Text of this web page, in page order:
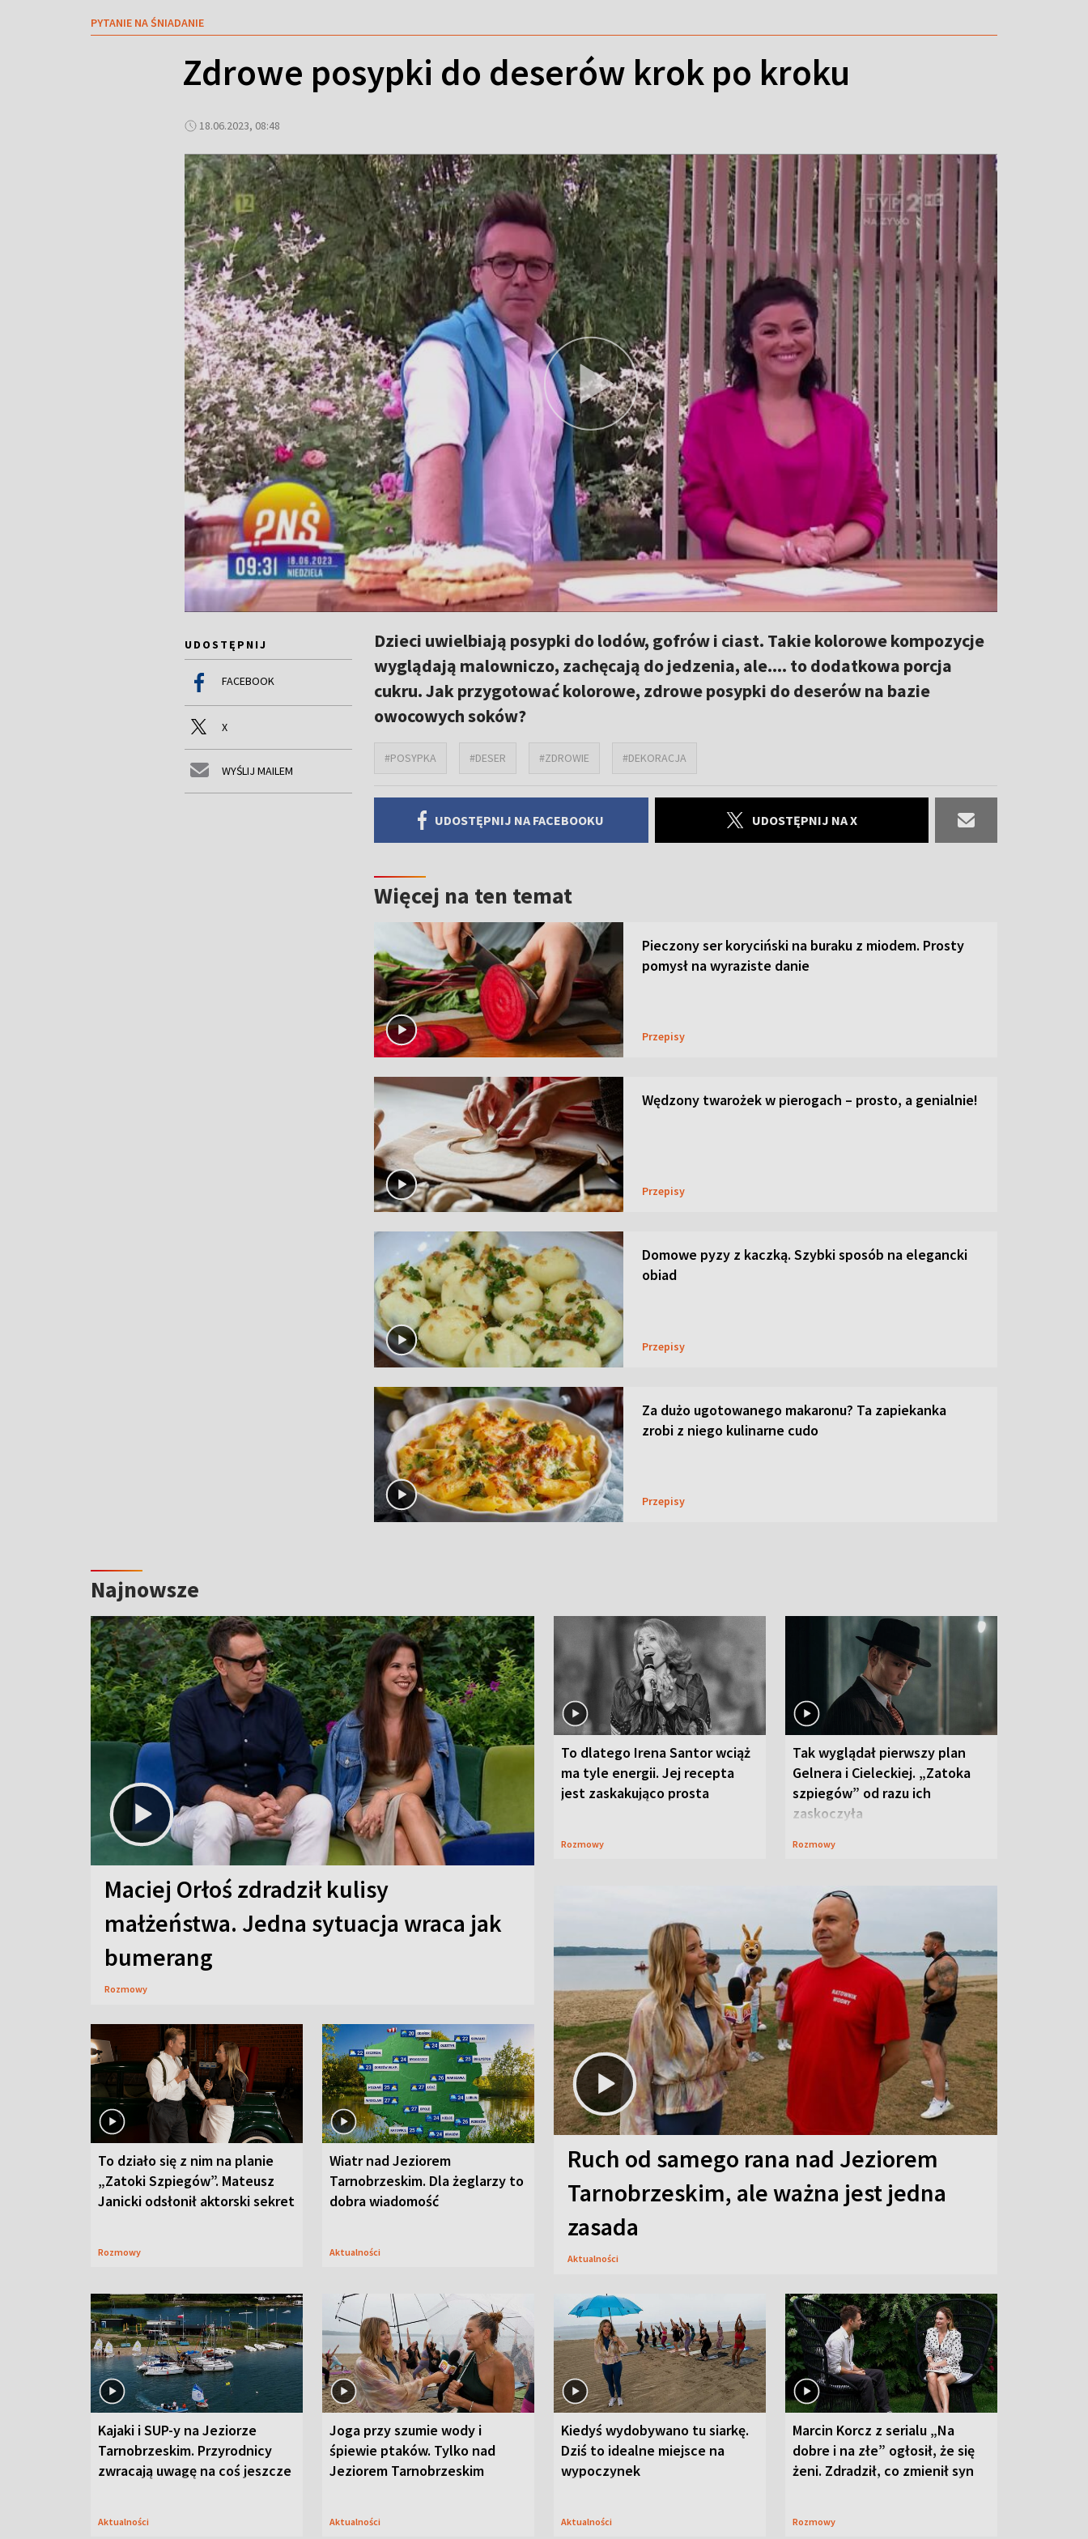
PYTANIE NA ŚNIADANIE
Zdrowe posypki do deserów krok po kroku
18.06.2023, 08:48
UDOSTĘPNIJ
FACEBOOK
X
WYŚLIJ MAILEM
Dzieci uwielbiają posypki do lodów, gofrów i ciast. Takie kolorowe kompozycje
wyglądają malowniczo, zachęcają do jedzenia, ale.... to dodatkowa porcja
cukru. Jak przygotować kolorowe, zdrowe posypki do deserów na bazie
owocowych soków?
#POSYPKA #DESER #ZDROWIE #DEKORACJA
UDOSTĘPNIJ NA FACEBOOKU UDOSTĘPNIJ NA X
Więcej na ten temat
Pieczony ser koryciński na buraku z miodem. Prosty
pomysł na wyraziste danie
Przepisy
Wędzony twarożek w pierogach – prosto, a genialnie!
Przepisy
Domowe pyzy z kaczką. Szybki sposób na elegancki
obiad
Przepisy
Za dużo ugotowanego makaronu? Ta zapiekanka
zrobi z niego kulinarne cudo
Przepisy
Najnowsze
Maciej Orłoś zdradził kulisy
małżeństwa. Jedna sytuacja wraca jak
bumerang
Rozmowy
To dlatego Irena Santor wciąż
ma tyle energii. Jej recepta
jest zaskakująco prosta
Rozmowy
Tak wyglądał pierwszy plan
Gelnera i Cieleckiej. „Zatoka
szpiegów” od razu ich
zaskoczyła
Rozmowy
To działo się z nim na planie
„Zatoki Szpiegów”. Mateusz
Janicki odsłonił aktorski sekret
Rozmowy
Wiatr nad Jeziorem
Tarnobrzeskim. Dla żeglarzy to
dobra wiadomość
Aktualności
Ruch od samego rana nad Jeziorem
Tarnobrzeskim, ale ważna jest jedna
zasada
Aktualności
Kajaki i SUP-y na Jeziorze
Tarnobrzeskim. Przyrodnicy
zwracają uwagę na coś jeszcze
Aktualności
Joga przy szumie wody i
śpiewie ptaków. Tylko nad
Jeziorem Tarnobrzeskim
Aktualności
Kiedyś wydobywano tu siarkę.
Dziś to idealne miejsce na
wypoczynek
Aktualności
Marcin Korcz z serialu „Na
dobre i na złe” ogłosił, że się
żeni. Zdradził, co zmienił syn
Rozmowy